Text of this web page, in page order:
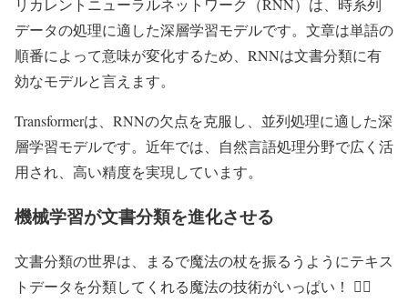
リカレントニューラルネットワーク（RNN）は、時系列
データの処理に適した深層学習モデルです。文章は単語の
順番によって意味が変化するため、RNNは文書分類に有
効なモデルと言えます。
Transformerは、RNNの欠点を克服し、並列処理に適した深
層学習モデルです。近年では、自然言語処理分野で広く活
用され、高い精度を実現しています。
機械学習が文書分類を進化させる
文書分類の世界は、まるで魔法の杖を振るうようにテキス
トデータを分類してくれる魔法の技術がいっぱい！ 🧙‍♀️